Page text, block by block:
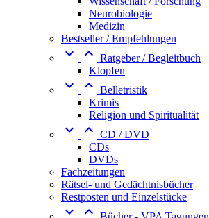
Neurobiologie
Medizin
Bestseller / Empfehlungen
  Ratgeber / Begleitbuch
Klopfen
  Belletristik
Krimis
Religion und Spiritualität
  CD / DVD
CDs
DVDs
Fachzeitungen
Rätsel- und Gedächtnisbücher
Restposten und Einzelstücke
 